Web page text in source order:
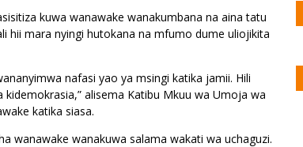
kuwa wanawake wanakumbana na aina tatu
hii mara nyingi hutokana na mfumo dume uliojikita
nafasi yao ya msingi katika jamii. Hili
alisema Katibu Mkuu wa Umoja wa
katika siasa.
wanawake wanakuwa salama wakati wa uchaguzi.